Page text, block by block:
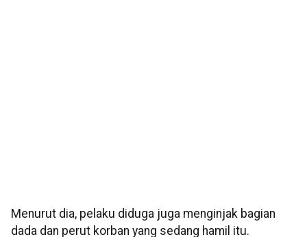
Menurut dia, pelaku diduga juga menginjak bagian
dada dan perut korban yang sedang hamil itu.